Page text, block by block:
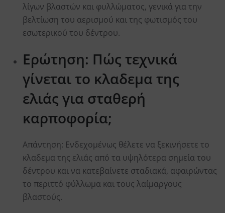
λίγων βλαστών και φυλλώματος, γενικά για την
βελτίωση του αερισμού και της φωτισμός του
εσωτερικού του δέντρου.
Ερώτηση: Πώς τεχνικά
γίνεται το κλαδεμα της
ελιάς για σταθερή
καρποφορία;
Aπάντηση: Ενδεχομένως θέλετε να ξεκινήσετε το
κλαδεμα της ελιάς από τα υψηλότερα σημεία του
δέντρου και να κατεβαίνετε σταδιακά, αφαιρώντας
το περιττό φύλλωμα και τους λαίμαργους
βλαστούς.